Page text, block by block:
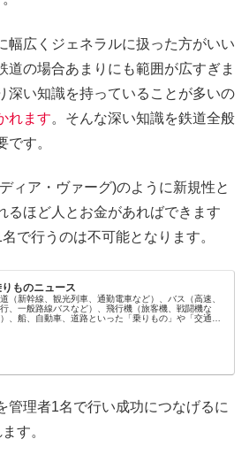
幅広くジェネラルに扱った方がいい
道の場合あまりにも範囲が広すぎま
深い知識を持っていることが多いの
れます。そんな深い知識を鉄道全般
です。
ィア・ヴァーグ)のように新規性と
るほど人とお金があればできます
で行うのは不可能となります。
ものニュース
（新幹線、観光列車、通勤電車など）、バス（高速、
、一般路線バスなど）、飛行機（旅客機、戦闘機な
、船、自動車、道路といった「乗りもの」や「交通」
管理者1名で行い成功につなげるに
す。